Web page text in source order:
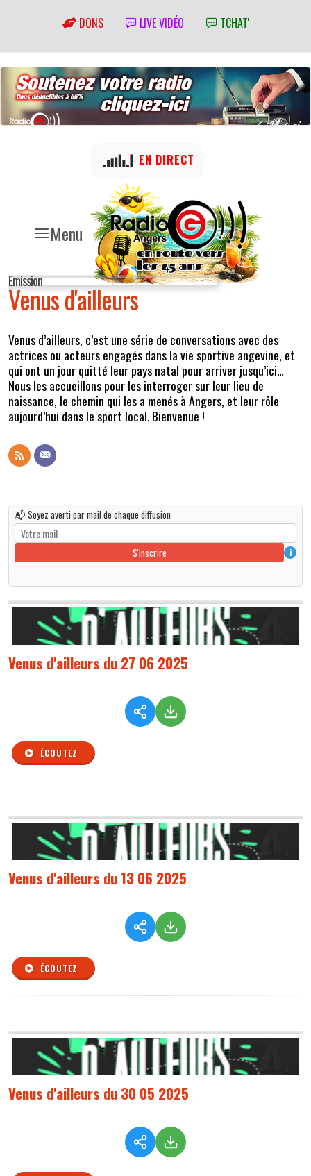
DONS LIVE VIDÉO TCHAT'
Menu
EN DIRECT
Emission
Venus d'ailleurs
Venus d’ailleurs, c’est une série de conversations avec des
actrices ou acteurs engagés dans la vie sportive angevine, et
qui ont un jour quitté leur pays natal pour arriver jusqu’ici…
Nous les accueillons pour les interroger sur leur lieu de
naissance, le chemin qui les a menés à Angers, et leur rôle
aujourd’hui dans le sport local. Bienvenue !
📬 Soyez averti par mail de chaque diffusion
S'inscrire i
Venus d'ailleurs du 27 06 2025
ÉCOUTEZ
Venus d'ailleurs du 13 06 2025
ÉCOUTEZ
Venus d'ailleurs du 30 05 2025